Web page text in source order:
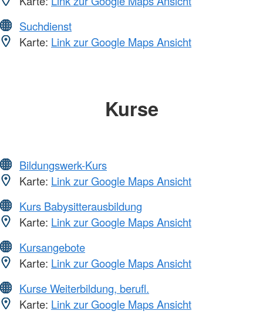
Suchdienst
Karte: Link zur Google Maps Ansicht
Kurse
Bildungswerk-Kurs
Karte: Link zur Google Maps Ansicht
Kurs Babysitterausbildung
Karte: Link zur Google Maps Ansicht
Kursangebote
Karte: Link zur Google Maps Ansicht
Kurse Weiterbildung, berufl.
Karte: Link zur Google Maps Ansicht